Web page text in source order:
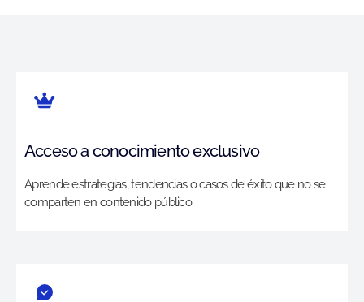
Acceso a conocimiento exclusivo
Aprende estrategias, tendencias o casos de éxito que no se
comparten en contenido público.